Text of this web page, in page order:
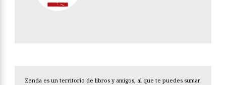
Zenda es un territorio de libros y amigos, al que te puedes sumar